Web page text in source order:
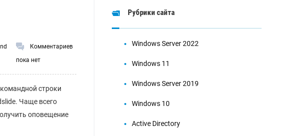
Комментариев
пока нет
строки
Чаще всего
оповещение
Рубрики сайта
Windows Server 2022
Windows 11
Windows Server 2019
Windows 10
Active Directory